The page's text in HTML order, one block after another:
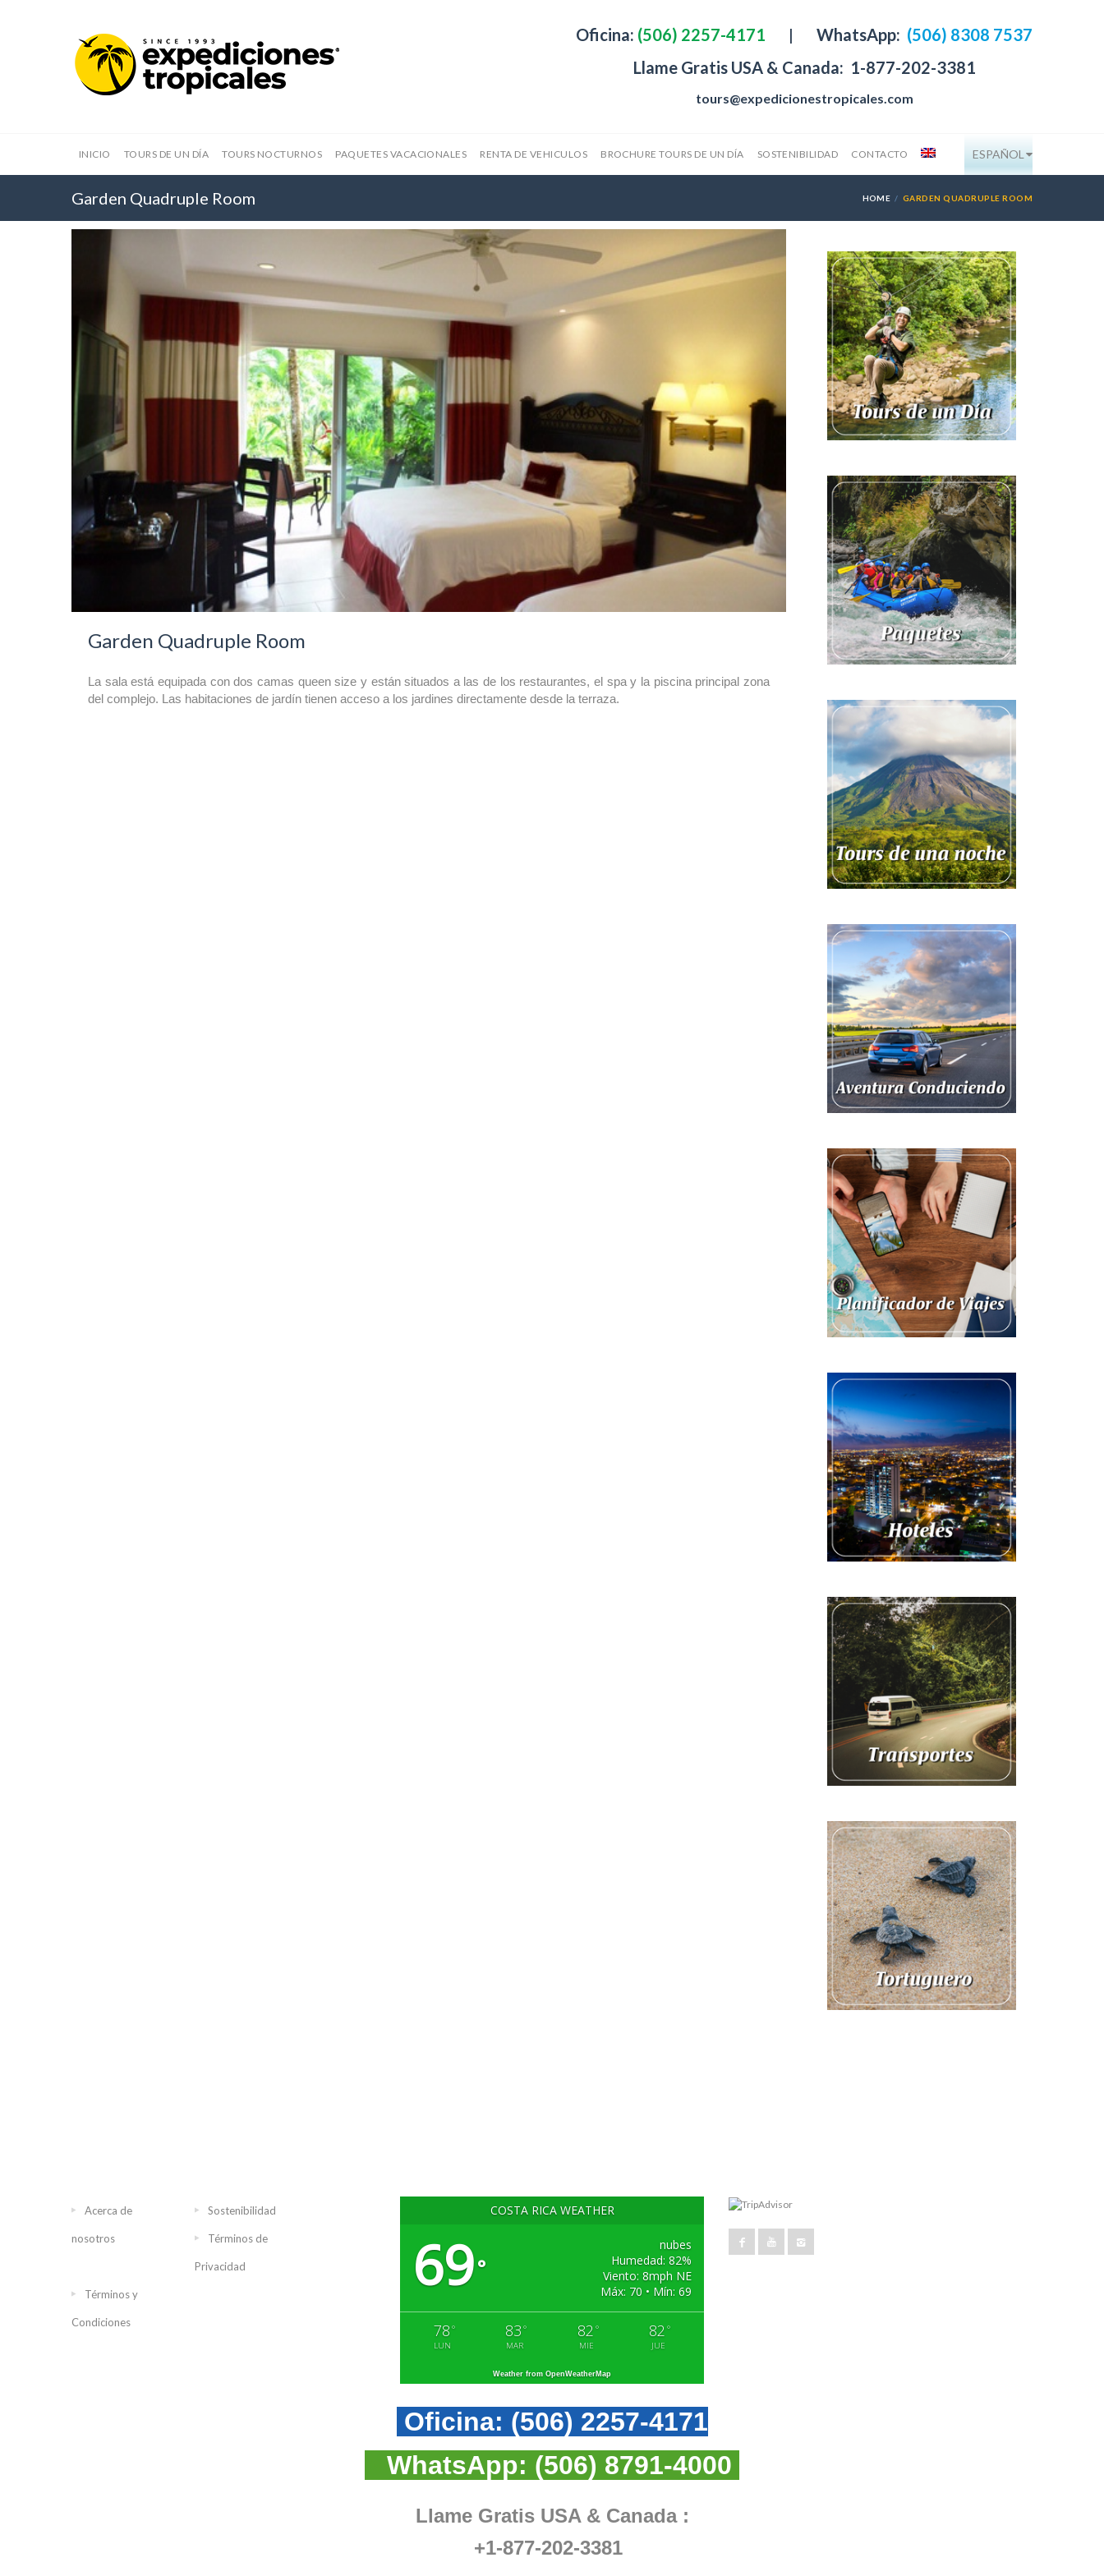
Oficina: (506) 2257-4171 | WhatsApp: (506) 8308 7537
Llame Gratis USA & Canada: 1-877-202-3381
tours@expedicionestropicales.com
INICIO TOURS DE UN DÍA TOURS NOCTURNOS PAQUETES VACACIONALES RENTA DE VEHICULOS BROCHURE TOURS DE UN DÍA SOSTENIBILIDAD CONTACTO ESPAÑOL
Garden Quadruple Room HOME GARDEN QUADRUPLE ROOM
Garden Quadruple Room
La sala está equipada con dos camas queen size y están situados a las de los restaurantes, el spa y la piscina principal zona
del complejo. Las habitaciones de jardín tienen acceso a los jardines directamente desde la terraza.
Acerca de
nosotros
Sostenibilidad
Términos de
Privacidad
Términos y
Condiciones
COSTA RICA WEATHER
69°
nubes
Humedad: 82%
Viento: 8mph NE
Máx: 70 • Mín: 69
78 °
LUN
83 °
MAR
82 °
MIE
82 °
JUE
Weather from OpenWeatherMap
Oficina: (506) 2257-4171
WhatsApp: (506) 8791-4000
Llame Gratis USA & Canada :
+1-877-202-3381